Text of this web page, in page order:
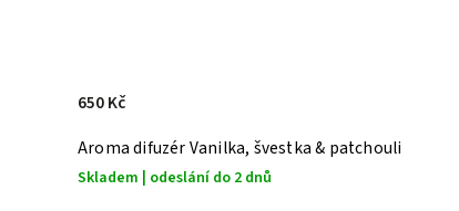
Aroma difuzér Vanilka, švestka & patchouli
Skladem | odeslání do 2 dnů
650 Kč